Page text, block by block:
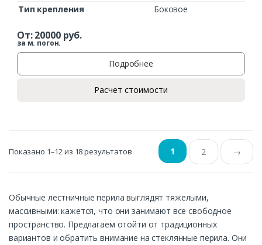
Тип крепления
Боковое
От:20000руб.
за м. погон.
Подробнее
Расчет стоимости
Показано 1–12 из 18 результатов 1 2 →
Обычные лестничные перила выглядят тяжелыми,
массивными: кажется, что они занимают все свободное
пространство. Предлагаем отойти от традиционных
вариантов и обратить внимание на стеклянные перила. Они